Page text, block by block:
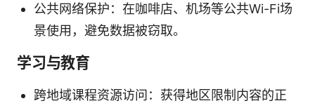
公共网络保护：在咖啡店、机场等公共Wi-Fi场
景使用，避免数据被窃取。
学习与教育
跨地域课程资源访问：获得地区限制内容的正